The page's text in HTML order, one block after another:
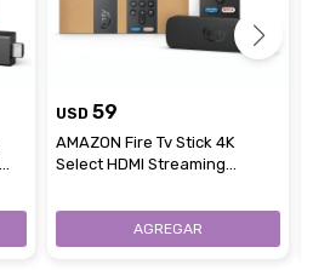
USD 59
AMAZON Fire Tv Stick 4K
Select HDMI Streaming
Artificial